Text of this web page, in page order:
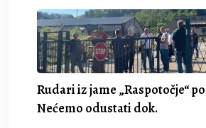
Rudari iz jame „Raspotočje“
Nećemo odustati dok.